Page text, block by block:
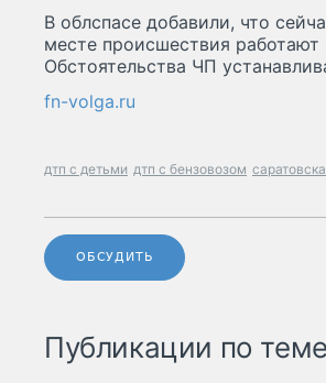
В облспасе добавили, что
месте происшествия
Обстоятельства ЧП
fn-volga.ru
дтп с детьми дтп с бензовозом
ОБСУДИТЬ
Публикации по теме